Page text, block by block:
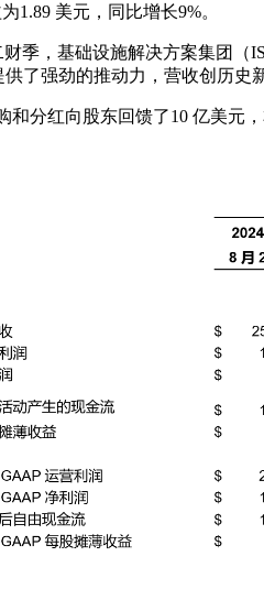
1.89 美元，同比增长9%。
季，基础设施解决方案集团
了强劲的推动力，营收创历史
分红向股东回馈了10 亿美元